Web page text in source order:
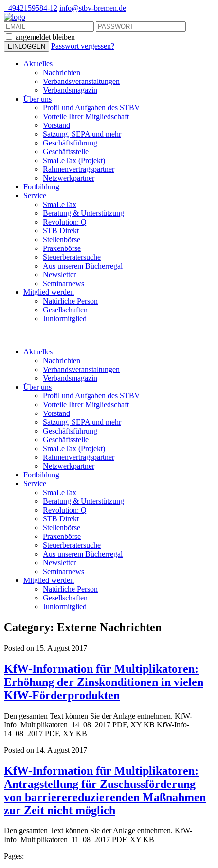
+4942159584-12 info@stbv-bremen.de
angemeldet bleiben
Passwort vergessen?
Aktuelles
Nachrichten
Verbandsveranstaltungen
Verbandsmagazin
Über uns
Profil und Aufgaben des STBV
Vorteile Ihrer Mitgliedschaft
Vorstand
Satzung, SEPA und mehr
Geschäftsführung
Geschäftsstelle
SmaLeTax (Projekt)
Rahmenvertragspartner
Netzwerkpartner
Fortbildung
Service
SmaLeTax
Beratung & Unterstützung
Revolution: Q
STB Direkt
Stellenbörse
Praxenbörse
Steuerberatersuche
Aus unserem Bücherregal
Newsletter
Seminarnews
Mitglied werden
Natürliche Person
Gesellschaften
Juniormitglied
Aktuelles
Nachrichten
Verbandsveranstaltungen
Verbandsmagazin
Über uns
Profil und Aufgaben des STBV
Vorteile Ihrer Mitgliedschaft
Vorstand
Satzung, SEPA und mehr
Geschäftsführung
Geschäftsstelle
SmaLeTax (Projekt)
Rahmenvertragspartner
Netzwerkpartner
Fortbildung
Service
SmaLeTax
Beratung & Unterstützung
Revolution: Q
STB Direkt
Stellenbörse
Praxenbörse
Steuerberatersuche
Aus unserem Bücherregal
Newsletter
Seminarnews
Mitglied werden
Natürliche Person
Gesellschaften
Juniormitglied
Category: Externe Nachrichten
Posted on 15. August 2017
KfW-Information für Multiplikatoren:
Erhöhung der Zinskonditionen in vielen
KfW-Förderprodukten
Den gesamten Text können Sie der Anlage entnehmen. KfW-
Info_Multiplikatoren_14_08_2017 PDF, XY KB KfW-Info-
14_08_2017 PDF, XY KB
Posted on 14. August 2017
KfW-Information für Multiplikatoren:
Antragstellung für Zuschussförderung
von barrierereduzierenden Maßnahmen
zur Zeit nicht möglich
Den gesamten Text können Sie der Anlage entnehmen. KfW-
Info_Multiplikatoren_11_08_2017 PDF, XY KB
Pages: